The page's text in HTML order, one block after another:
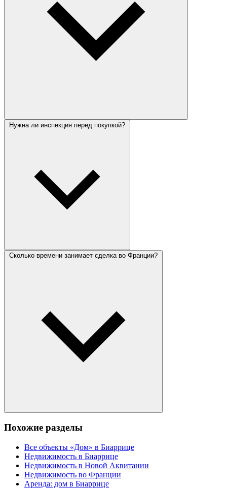
Нужна ли инспекция перед покупкой?
Сколько времени занимает сделка во Франции?
Похожие разделы
Все объекты «Дом» в Биаррице
Недвижимость в Биаррице
Недвижимость в Новой Аквитании
Недвижимость во Франции
Аренда: дом в Биаррице